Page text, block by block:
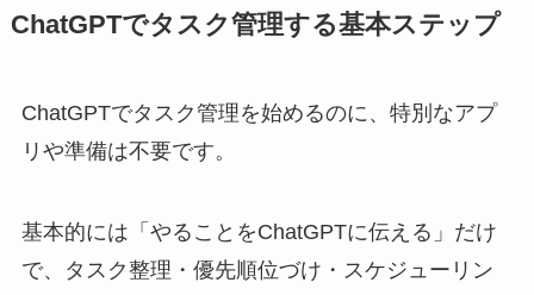
ChatGPTでタスク管理する基本ステップ
ChatGPTでタスク管理を始めるのに、特別なアプ
リや準備は不要です。
基本的には「やることをChatGPTに伝える」だけ
で、タスク整理・優先順位づけ・スケジューリン